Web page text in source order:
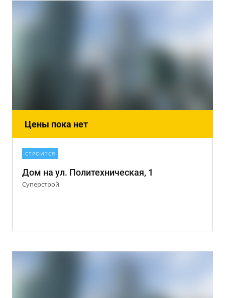
Цены пока нет
СТРОИТСЯ
Дом на ул. Политехническая, 1
Суперстрой